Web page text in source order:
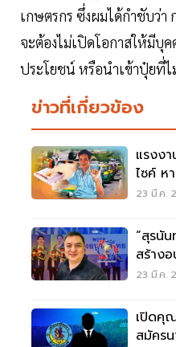
เกษตรกร ซึ่งผมได้กำชับว่า
จะต้องไม่เปิดโอกาสให้มีบุ
ประโยชน์ หรือนำเข้าปุ๋ยที่
ข่าวที่เกี่ยวข้อง
แรงง
ไซค์ ห
ลดค่า
23 มี.ค.
“สุรนัน
สร้าง
นายกฯ
23 มี.ค.
เปิดคุ
สมัคร